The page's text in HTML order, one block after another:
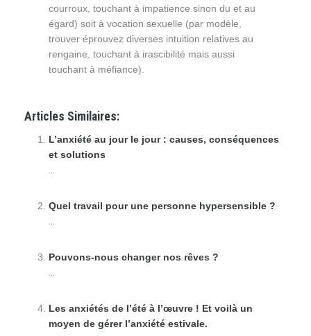
courroux, touchant à impatience sinon du et au
égard) soit à vocation sexuelle (par modèle,
trouver éprouvez diverses intuition relatives au
rengaine, touchant à irascibilité mais aussi
touchant à méfiance).
Articles Similaires:
L’anxiété au jour le jour : causes, conséquences
et solutions
Quel travail pour une personne hypersensible ?
Pouvons-nous changer nos rêves ?
Les anxiétés de l’été à l’œuvre ! Et voilà un
moyen de gérer l’anxiété estivale.